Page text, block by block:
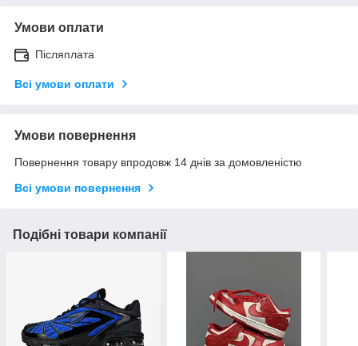
Умови оплати
Післяплата
Всі умови оплати
Умови повернення
Повернення товару впродовж 14 днів за домовленістю
Всі умови повернення
Подібні товари компанії